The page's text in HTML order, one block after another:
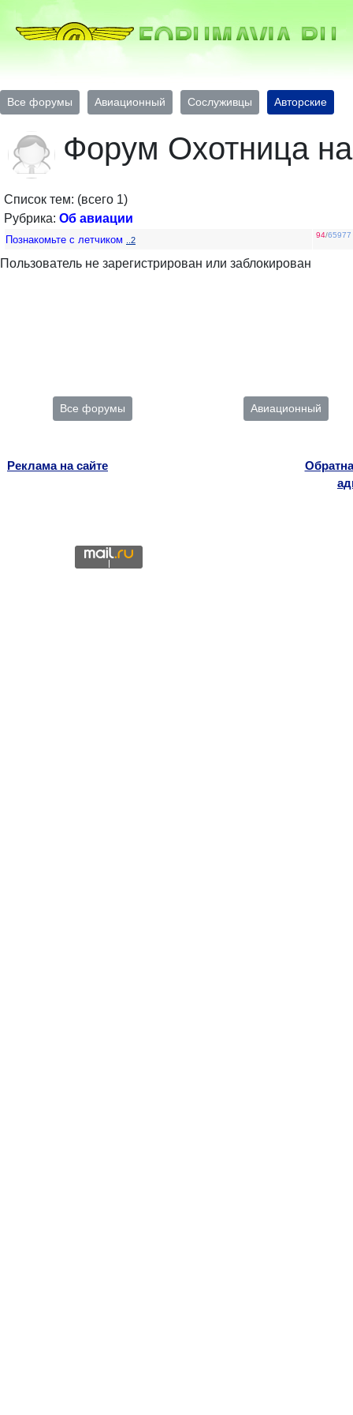
Все форумы Авиационный Сослуживцы Авторские
Форум Охотница
Список тем: (всего 1)
Рубрика: Об авиации
Познакомьте с летчиком ..2
94/65977
Пользователь не зарегистрирован или заблокирован
Все форумы Авиационный
Реклама на сайте